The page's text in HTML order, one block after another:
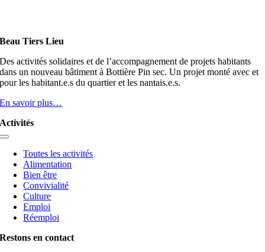
Beau Tiers Lieu
Des activités solidaires et de l’accompagnement de projets habitants
dans un nouveau bâtiment à Bottière Pin sec. Un projet monté avec et
pour les habitant.e.s du quartier et les nantais.e.s.
En savoir plus…
Activités
Toggle
NavigationToutes les activités
Alimentation
Bien être
Convivialité
Culture
Emploi
Réemploi
Restons en contact